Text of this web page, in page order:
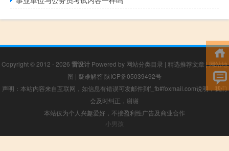
Copyright © 2012 - 2026 雷设计 Powered by 网站分类目录 | 精选推荐文章 |网站地
图 | 疑难解答 陕ICP备05039492号
声明：本站内容来自互联网，如信息有错误可发邮件到f_fb#foxmail.com说明，我们
会及时纠正，谢谢
本站仅为个人兴趣爱好，不接盈利性广告及商业合作
小男孩